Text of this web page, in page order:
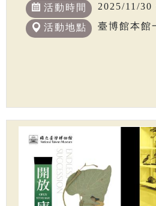
活動時間 2025/11/30
活動地點 臺博館本館